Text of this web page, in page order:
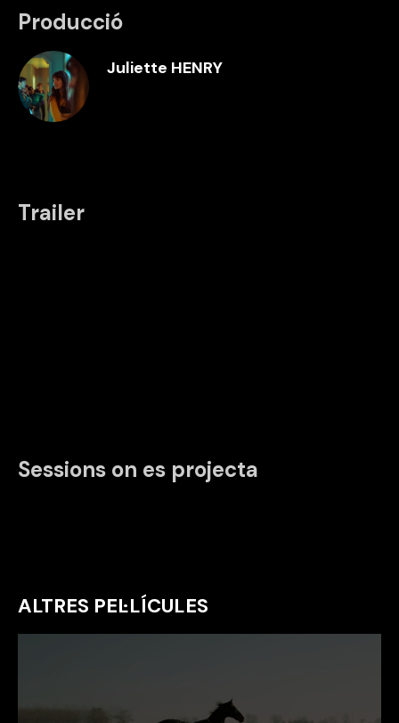
Producció
Juliette HENRY
Trailer
Sessions on es projecta
ALTRES PEL·LÍCULES